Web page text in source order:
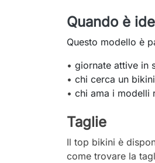
Quando è
Questo modello è
• giornate attive in
• chi cerca un
• chi ama i modelli
Taglie
Il top bikini è
come trovare la